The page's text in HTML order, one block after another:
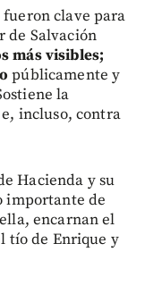
clave para
de Salvación
más visibles;
públicamente y
la
incluso, contra
Hacienda y su
importante de
encarnan el
tío de Enrique y